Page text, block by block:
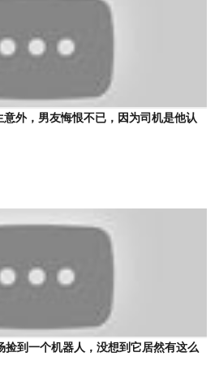
意外，男友悔恨不已，因为司机是他认
捡到一个机器人，没想到它居然有这么